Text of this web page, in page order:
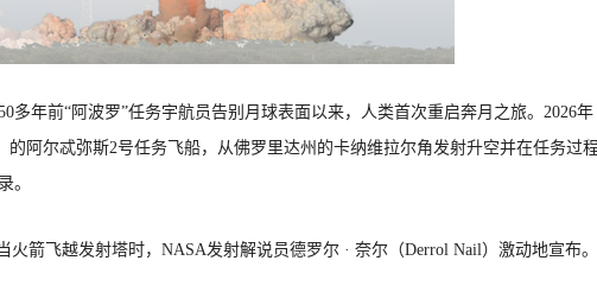
多年前“阿波罗”任务宇航员告别月球表面以来，人类首次重启奔月之旅。2026年
的阿尔忒弥斯2号任务飞船，从佛罗里达州的卡纳维拉尔角发射升空并在任务过
。
火箭飞越发射塔时， NASA发射解说员德罗尔 · 奈尔（Derrol Nail）激动地宣布。